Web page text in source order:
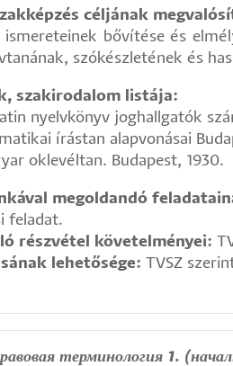
céljának
bővítése és
szókészletének és
szakirodalom listája:
nyelvkönyv joghallgatók
írástan alapvonásai
oklevéltan. Budapest, 1930.
megoldandó
feladat.
részvétel követelményei:
lehetősége: TVSZ
терминология 1.